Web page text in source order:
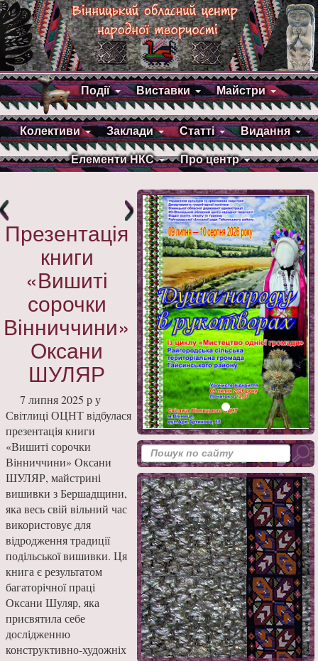
Події Виставки Майстри
Колективи Заклади Статті Видання
Елементи НКС Про центр
Презентація
книги
«Вишиті
сорочки
Вінниччини»
Оксани
ШУЛЯР
7 липня 2025 р у
Світлиці ОЦНТ відбулася
презентація книги
«Вишиті сорочки
Вінниччини» Оксани
ШУЛЯР, майстрині
вишивки з Бершадщини,
яка весь свій вільний час
використовує для
відродження традиції
подільської вишивки. Ця
книга є результатом
багаторічної праці
Оксани Шуляр, яка
присвятила себе
дослідженню
конструктивно-художніх